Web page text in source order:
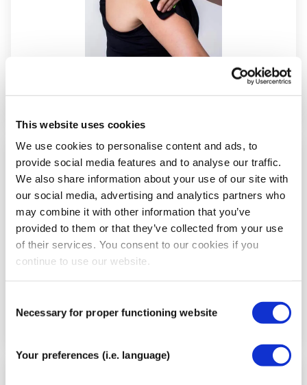
This website uses cookies
We use cookies to personalise content and ads, to
provide social media features and to analyse our traffic.
We also share information about your use of our site with
our social media, advertising and analytics partners who
may combine it with other information that you’ve
provided to them or that they’ve collected from your use
of their services. You consent to our cookies if you
continue to use our website.
Selection
Necessary for proper functioning website
Your preferences (i.e. language)
Paso
6